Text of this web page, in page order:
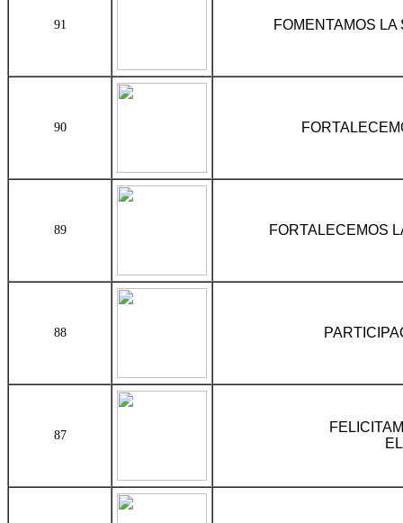
91 FOMENTAMOS
90
89 FORTALECEMOS
88
87